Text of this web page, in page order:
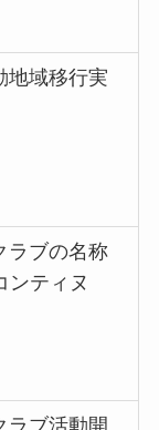
地域移行実
ラブの名称
ンティヌ
ラブ活動開